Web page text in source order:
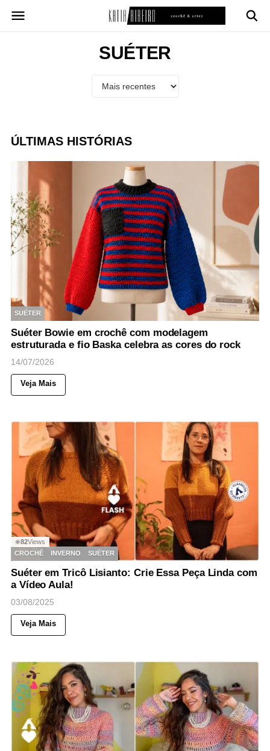
para
SUÉTER
ÚLTIMAS HISTÓRIAS
SUÉTER
Suéter Bowie em crochê com modelagem
estruturada e fio Baska celebra as cores do rock
14/07/2026
Veja Mais
◉82Views
CROCHÊ
INVERNO SUÉTER
Suéter em Tricô Lisianto: Crie Essa Peça Linda com
a Vídeo Aula!
03/08/2025
Veja Mais